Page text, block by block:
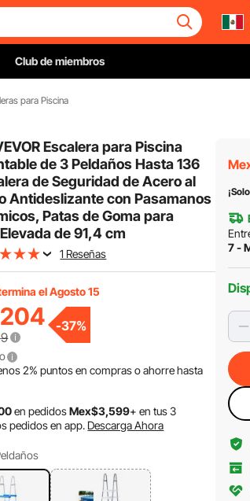
Club de miembros
para Piscina
Escalera para Piscina
de 3 Peldaños Hasta 136
de Seguridad de Acero al
Antideslizante con Pasamanos
Patas de Goma para
de 91,4 cm
1 Reseñas
el Agosto 15
-37%
2% puntos en compras o ahorre hasta
en pedidosMex$3,599+ en tus 3
pedidos en app. Descarga Ahora
7 -